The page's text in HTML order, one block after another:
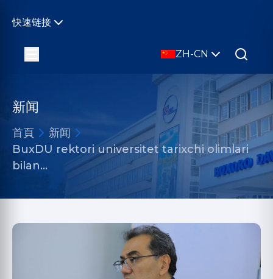
快速链接
ZH-CN
新闻
首頁
新闻
BuxDU rektori universitet tarixchi olimlari
bilan…